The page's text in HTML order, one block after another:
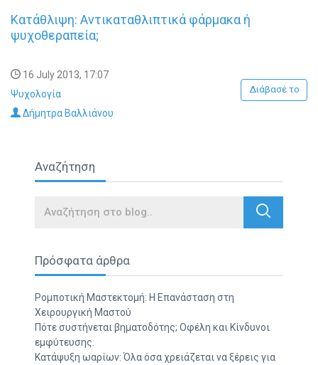
Κατάθλιψη: Αντικαταθλιπτικά φάρμακα ή
ψυχοθεραπεία;
16 July 2013, 17:07
Ψυχολογία
Δήμητρα Βαλλιάνου
Διάβασέ το
Αναζήτηση
Search
Πρόσφατα άρθρα
Ρομποτική Μαστεκτομή: Η Επανάσταση στη
Χειρουργική Μαστού
Πότε συστήνεται βηματοδότης; Οφέλη και Κίνδυνοι
εμφύτευσης.
Κατάψυξη ωαρίων: Όλα όσα χρειάζεται να ξέρεις για